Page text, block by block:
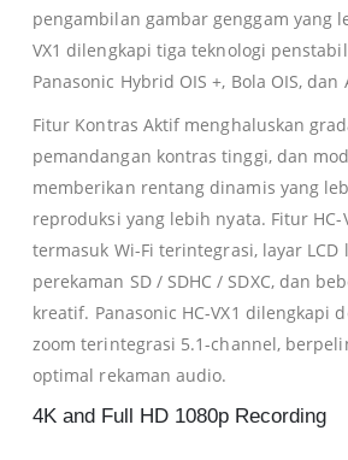
pengambilan gambar genggam yang
VX1 dilengkapi tiga teknologi
Panasonic Hybrid OIS +, Bola OIS, dan
Fitur Kontras Aktif menghaluskan
pemandangan kontras tinggi, dan
memberikan rentang dinamis yang
reproduksi yang lebih nyata. Fitur HC-
termasuk Wi-Fi terintegrasi, layar LCD
perekaman SD / SDHC / SDXC, dan
kreatif. Panasonic HC-VX1 dilengkapi
zoom terintegrasi 5.1-channel,
optimal rekaman audio.
4K and Full HD 1080p Recording